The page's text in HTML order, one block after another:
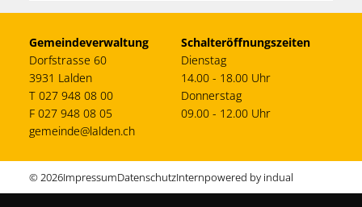
Gemeindeverwaltung
Dorfstrasse 60
3931 Lalden
T 027 948 08 00
F 027 948 08 05
gemeinde@lalden.ch
Schalteröffnungszeiten
Dienstag
14.00 - 18.00 Uhr
Donnerstag
09.00 - 12.00 Uhr
© 2026ImpressumDatenschutzInternpowered by indual